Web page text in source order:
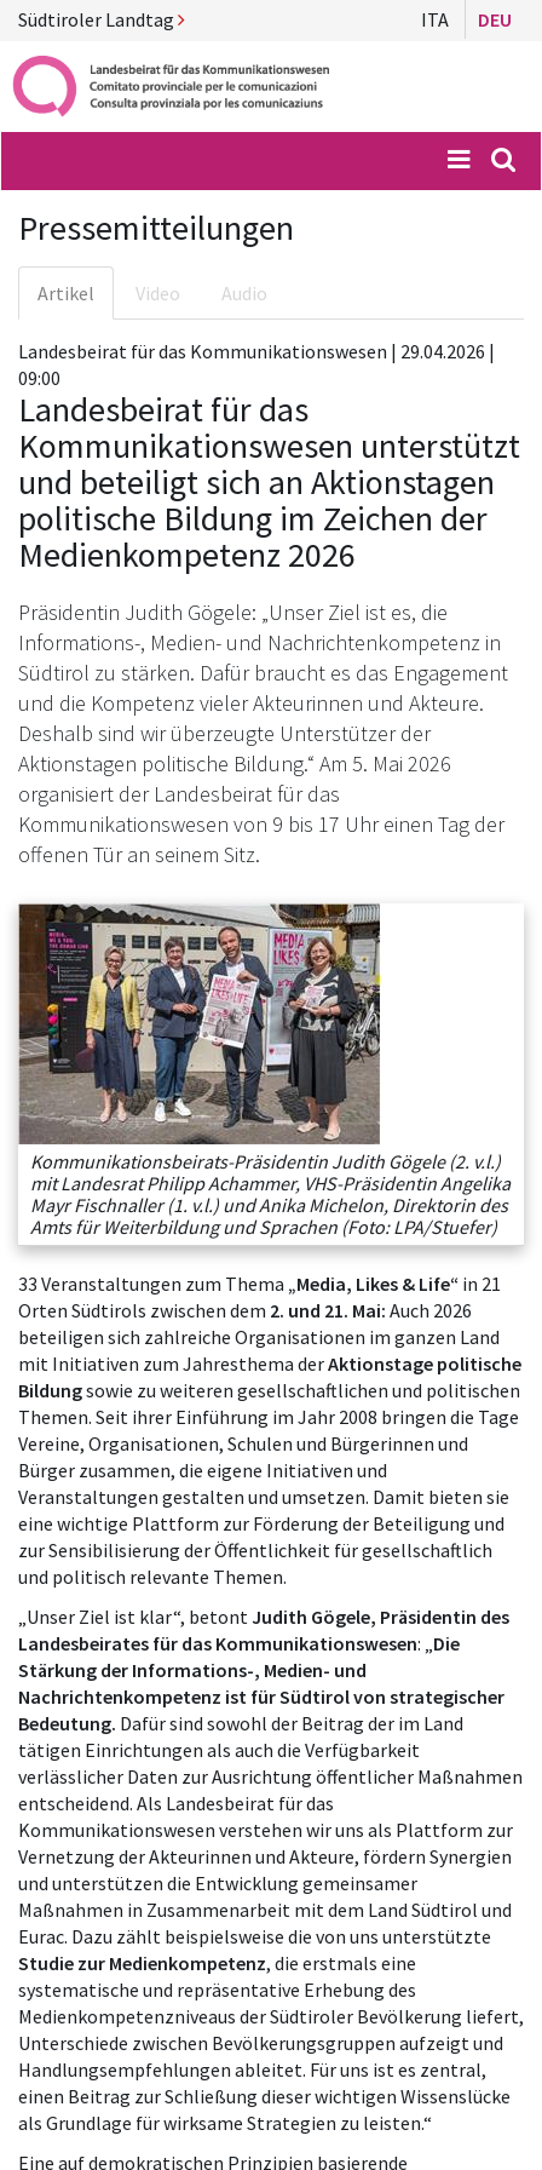
Südtiroler Landtag ITA DEU
Menü
Pressemitteilungen
Artikel Video Audio
Landesbeirat für das Kommunikationswesen | 29.04.2026 |
09:00
Landesbeirat für das
Kommunikationswesen unterstützt
und beteiligt sich an Aktionstagen
politische Bildung im Zeichen der
Medienkompetenz 2026
Präsidentin Judith Gögele: „Unser Ziel ist es, die
Informations-, Medien- und Nachrichtenkompetenz in
Südtirol zu stärken. Dafür braucht es das Engagement
und die Kompetenz vieler Akteurinnen und Akteure.
Deshalb sind wir überzeugte Unterstützer der
Aktionstagen politische Bildung.“ Am 5. Mai 2026
organisiert der Landesbeirat für das
Kommunikationswesen von 9 bis 17 Uhr einen Tag der
offenen Tür an seinem Sitz.
Kommunikationsbeirats-Präsidentin Judith Gögele (2. v.l.)
mit Landesrat Philipp Achammer, VHS-Präsidentin Angelika
Mayr Fischnaller (1. v.l.) und Anika Michelon, Direktorin des
Amts für Weiterbildung und Sprachen (Foto: LPA/Stuefer)
33 Veranstaltungen zum Thema „Media, Likes & Life“ in 21
Orten Südtirols zwischen dem 2. und 21. Mai: Auch 2026
beteiligen sich zahlreiche Organisationen im ganzen Land
mit Initiativen zum Jahresthema derAktionstage politische
Bildungsowie zu weiteren gesellschaftlichen und politischen
Themen. Seit ihrer Einführung im Jahr 2008 bringen die Tage
Vereine, Organisationen, Schulen und Bürgerinnen und
Bürger zusammen, die eigene Initiativen und
Veranstaltungen gestalten und umsetzen. Damit bieten sie
eine wichtige Plattform zur Förderung der Beteiligung und
zur Sensibilisierung der Öffentlichkeit für gesellschaftlich
und politisch relevante Themen.
„Unser Ziel ist klar“, betontJudith Gögele, Präsidentin des
Landesbeirates für das Kommunikationswesen: „Die
Stärkung der Informations-, Medien- und
Nachrichtenkompetenz ist für Südtirol von strategischer
Bedeutung. Dafür sind sowohl der Beitrag der im Land
tätigen Einrichtungen als auch die Verfügbarkeit
verlässlicher Daten zur Ausrichtung öffentlicher Maßnahmen
entscheidend. Als Landesbeirat für das
Kommunikationswesen verstehen wir uns als Plattform zur
Vernetzung der Akteurinnen und Akteure, fördern Synergien
und unterstützen die Entwicklung gemeinsamer
Maßnahmen in Zusammenarbeit mit dem Land Südtirol und
Eurac. Dazu zählt beispielsweise die von uns unterstützte
Studie zur Medienkompetenz, die erstmals eine
systematische und repräsentative Erhebung des
Medienkompetenzniveaus der Südtiroler Bevölkerung liefert,
Unterschiede zwischen Bevölkerungsgruppen aufzeigt und
Handlungsempfehlungen ableitet. Für uns ist es zentral,
einen Beitrag zur Schließung dieser wichtigen Wissenslücke
als Grundlage für wirksame Strategien zu leisten.“
Eine auf demokratischen Prinzipien basierende